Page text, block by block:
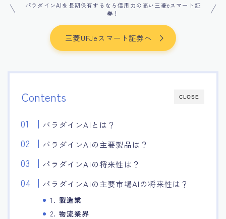
パラダインAIを長期保有するなら信用力の高い三菱eスマート証
券！
三菱UFJeスマート証券へ
CLOSE
Contents
パラダインAIとは？
パラダインAIの主要製品は？
パラダインAIの将来性は？
パラダインAIの主要市場AIの将来性は？
1. 製造業
2. 物流業界